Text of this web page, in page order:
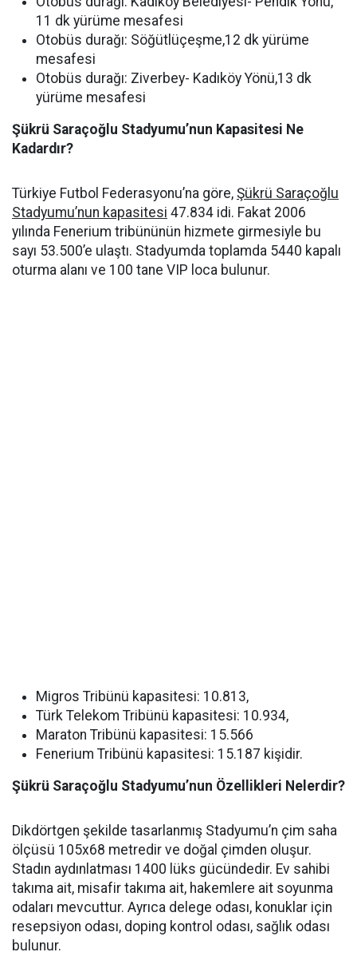
11 dk yürüme mesafesi
Otobüs durağı: Söğütlüçeşme,12 dk yürüme
mesafesi
Otobüs durağı: Ziverbey- Kadıköy Yönü,13 dk
yürüme mesafesi
Şükrü Saraçoğlu Stadyumu’nun Kapasitesi Ne
Kadardır?
Türkiye Futbol Federasyonu’na göre, Şükrü Saraçoğlu
Stadyumu’nun kapasitesi 47.834 idi. Fakat 2006
yılında Fenerium tribününün hizmete girmesiyle bu
sayı 53.500’e ulaştı. Stadyumda toplamda 5440 kapalı
oturma alanı ve 100 tane VIP loca bulunur.
Migros Tribünü kapasitesi: 10.813,
Türk Telekom Tribünü kapasitesi: 10.934,
Maraton Tribünü kapasitesi: 15.566
Fenerium Tribünü kapasitesi: 15.187 kişidir.
Şükrü Saraçoğlu Stadyumu’nun Özellikleri Nelerdir?
Dikdörtgen şekilde tasarlanmış Stadyumu’n çim saha
ölçüsü 105x68 metredir ve doğal çimden oluşur.
Stadın aydınlatması 1400 lüks gücündedir. Ev sahibi
takıma ait, misafir takıma ait, hakemlere ait soyunma
odaları mevcuttur. Ayrıca delege odası, konuklar için
resepsiyon odası, doping kontrol odası, sağlık odası
bulunur.